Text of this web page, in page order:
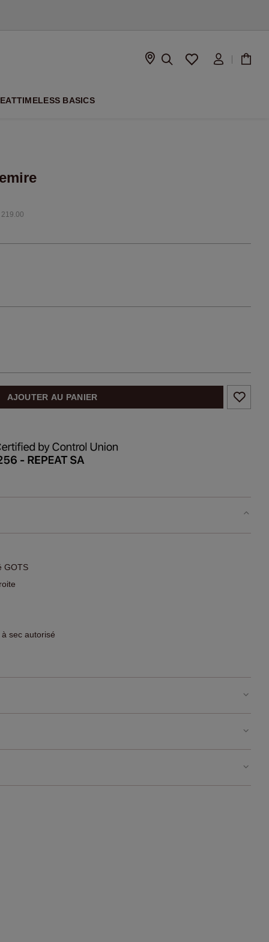
TIMELESS BASICS
AJOUTER AU PANIER
GOTS
sec autorisé